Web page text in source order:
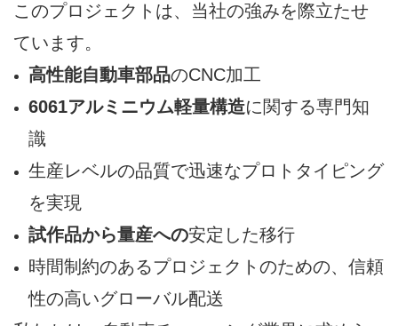
このプロジェクトは、当社の強みを際立たせ
ています。
高性能自動車部品のCNC加工
6061アルミニウム軽量構造に関する専門知
識
生産レベルの品質で迅速なプロトタイピング
を実現
試作品から量産への安定した移行
時間制約のあるプロジェクトのための、信頼
性の高いグローバル配送